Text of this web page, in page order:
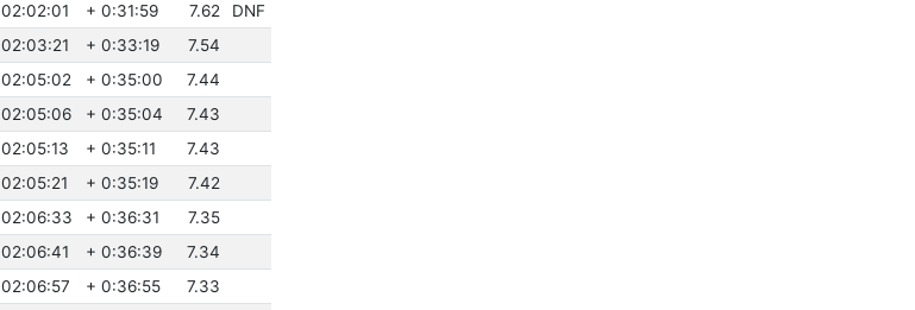
02:02:01 + 0:31:59 7.62
DNF
02:03:21 + 0:33:19
7.54
02:05:02 + 0:35:00
7.44
02:05:06 + 0:35:04
7.43
02:05:13 + 0:35:11
7.43
02:05:21 + 0:35:19
7.42
02:06:33 + 0:36:31
7.35
02:06:41 + 0:36:39
7.34
02:06:57 + 0:36:55
7.33